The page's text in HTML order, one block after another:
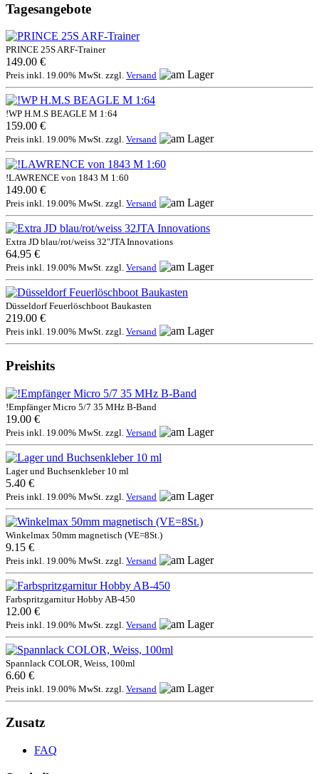
Tagesangebote
PRINCE 25S ARF-Trainer
149.00 €
Preis inkl. 19.00% MwSt. zzgl. Versand
!WP H.M.S BEAGLE M 1:64
159.00 €
Preis inkl. 19.00% MwSt. zzgl. Versand
!LAWRENCE von 1843 M 1:60
149.00 €
Preis inkl. 19.00% MwSt. zzgl. Versand
Extra JD blau/rot/weiss 32"JTA Innovations
64.95 €
Preis inkl. 19.00% MwSt. zzgl. Versand
Düsseldorf Feuerlöschboot Baukasten
219.00 €
Preis inkl. 19.00% MwSt. zzgl. Versand
Preishits
!Empfänger Micro 5/7 35 MHz B-Band
19.00 €
Preis inkl. 19.00% MwSt. zzgl. Versand
Lager und Buchsenkleber 10 ml
5.40 €
Preis inkl. 19.00% MwSt. zzgl. Versand
Winkelmax 50mm magnetisch (VE=8St.)
9.15 €
Preis inkl. 19.00% MwSt. zzgl. Versand
Farbspritzgarnitur Hobby AB-450
12.00 €
Preis inkl. 19.00% MwSt. zzgl. Versand
Spannlack COLOR, Weiss, 100ml
6.60 €
Preis inkl. 19.00% MwSt. zzgl. Versand
Zusatz
FAQ